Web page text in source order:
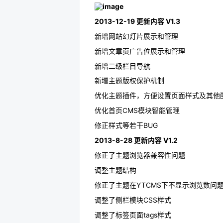
2013-12-19 更新内容 V1.3
新增网站幻灯片展示和管理
新增文章页广告位展示和管理
新增二级栏目导航
新增主题版权保护机制
优化主题插件，方便设置页面样式及其他
优化首页CMS模块智能管理
修正样式等若干BUG
2013-8-28 更新内容 V1.2
修正了主题浏览器兼容性问题
调整主题结构
修正了主题在YTCMS下不显示浏览数问
调整了侧栏模块CSS样式
调整了标签页面tags样式